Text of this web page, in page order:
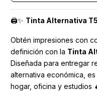
🖨️✨ Tinta Alternativa
Obtén impresiones con
definición con la Tinta
Diseñada para entregar
alternativa económica,
hogar, oficina y estudios